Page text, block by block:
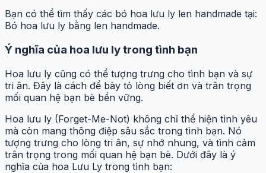
Bạn có thể tìm thấy các bó hoa lưu ly len handmade tại:
Bó hoa lưu ly bằng len handmade.
Ý nghĩa của hoa lưu ly trong tình bạn
Hoa lưu ly cũng có thể tượng trưng cho tình bạn và sự
tri ân. Đây là cách để bày tỏ lòng biết ơn và trân trọng
mối quan hệ bạn bè bền vững.
Hoa lưu ly (Forget-Me-Not) không chỉ thể hiện tình yêu
mà còn mang thông điệp sâu sắc trong tình bạn. Nó
tượng trưng cho lòng tri ân, sự nhớ nhung, và tình cảm
trân trọng trong mối quan hệ bạn bè. Dưới đây là ý
nghĩa của hoa Lưu Ly trong tình bạn: